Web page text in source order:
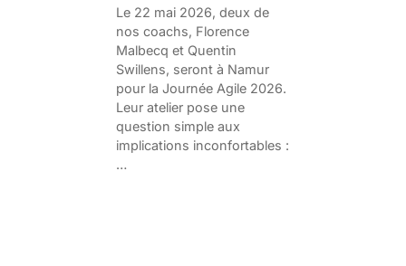
Le 22 mai 2026, deux de
nos coachs, Florence
Malbecq et Quentin
Swillens, seront à Namur
pour la Journée Agile 2026.
Leur atelier pose une
question simple aux
implications inconfortables :
…